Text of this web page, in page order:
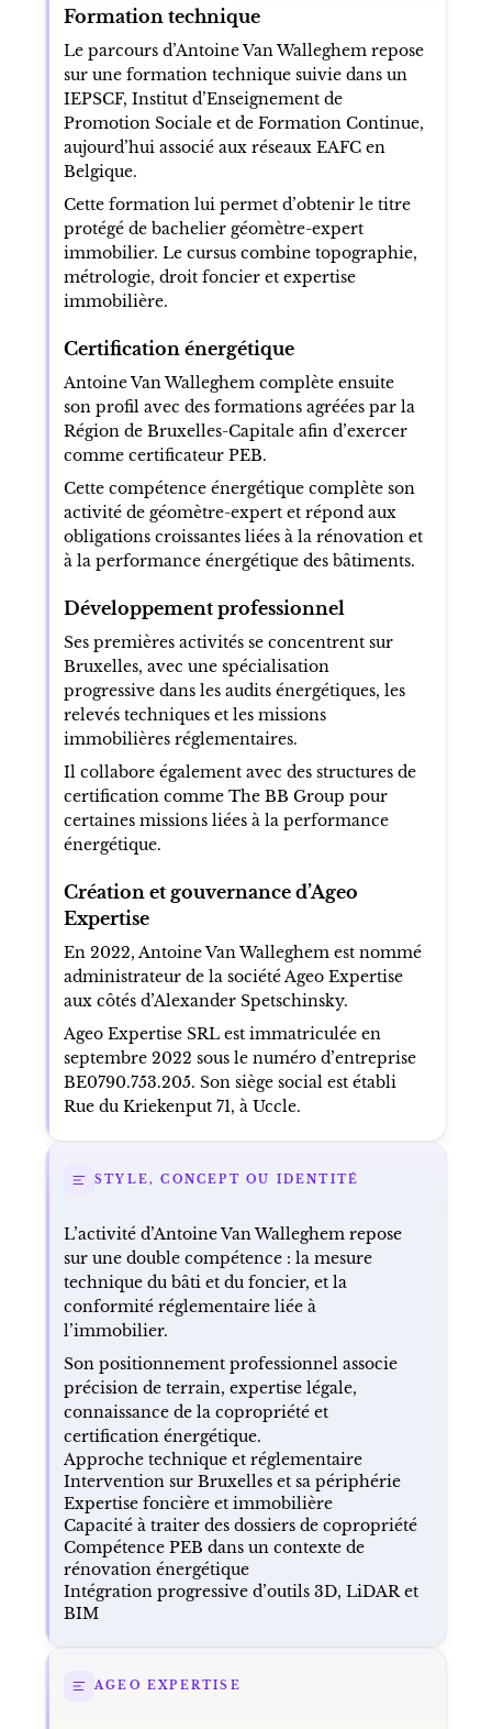
Formation technique
Le parcours d’Antoine Van Walleghem repose
sur une formation technique suivie dans un
IEPSCF, Institut d’Enseignement de
Promotion Sociale et de Formation Continue,
aujourd’hui associé aux réseaux EAFC en
Belgique.
Cette formation lui permet d’obtenir le titre
protégé de bachelier géomètre-expert
immobilier. Le cursus combine topographie,
métrologie, droit foncier et expertise
immobilière.
Certification énergétique
Antoine Van Walleghem complète ensuite
son profil avec des formations agréées par la
Région de Bruxelles-Capitale afin d’exercer
comme certificateur PEB.
Cette compétence énergétique complète son
activité de géomètre-expert et répond aux
obligations croissantes liées à la rénovation et
à la performance énergétique des bâtiments.
Développement professionnel
Ses premières activités se concentrent sur
Bruxelles, avec une spécialisation
progressive dans les audits énergétiques, les
relevés techniques et les missions
immobilières réglementaires.
Il collabore également avec des structures de
certification comme The BB Group pour
certaines missions liées à la performance
énergétique.
Création et gouvernance d’Ageo
Expertise
En 2022, Antoine Van Walleghem est nommé
administrateur de la société Ageo Expertise
aux côtés d’Alexander Spetschinsky.
Ageo Expertise SRL est immatriculée en
septembre 2022 sous le numéro d’entreprise
BE0790.753.205. Son siège social est établi
Rue du Kriekenput 71, à Uccle.
STYLE, CONCEPT OU IDENTITÉ
L’activité d’Antoine Van Walleghem repose
sur une double compétence : la mesure
technique du bâti et du foncier, et la
conformité réglementaire liée à
l’immobilier.
Son positionnement professionnel associe
précision de terrain, expertise légale,
connaissance de la copropriété et
certification énergétique.
Approche technique et réglementaire
Intervention sur Bruxelles et sa périphérie
Expertise foncière et immobilière
Capacité à traiter des dossiers de copropriété
Compétence PEB dans un contexte de
rénovation énergétique
Intégration progressive d’outils 3D, LiDAR et
BIM
AGEO EXPERTISE